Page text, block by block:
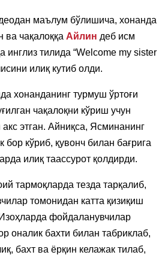
маълум бўлишича, хонанда
ва чақалоққа Айлин деб исм
инглиз тилида “Welcome my sister
илиқ кутиб олди.
хонанданинг турмуш ўртоғи
чақалоқни кўриш учун
акс этган. Айниқса, Ясминанинг
бор кўриб, қувонч билан бағрига
илиқ таассурот қолдирди.
тармоқларда тезда тарқалиб,
томонидан катта қизиқиш
фойдаланувчилар
оналик бахти билан табриклаб,
бахт ва ёрқин келажак тилаб,